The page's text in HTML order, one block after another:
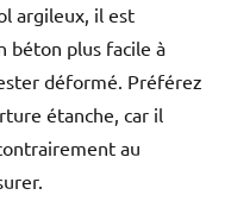
argileux, il est
béton plus facile à
déformé. Préférez
étanche, car il
au